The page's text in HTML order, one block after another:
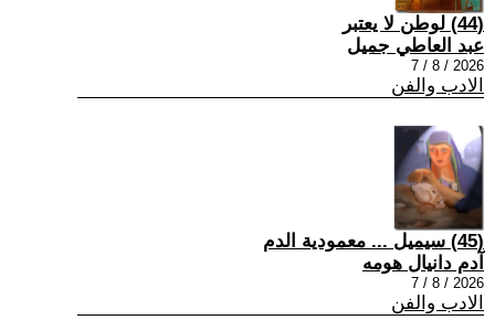
(44) لوطن لا يعتبر
عبد العاطي جميل
2026 / 8 / 7
الادب والفن
(45) سيميل ... معمودية الدم
آدم دانيال هومه
2026 / 8 / 7
الادب والفن